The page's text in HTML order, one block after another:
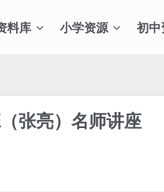
料库 小学资源 初
张亮）名师讲座